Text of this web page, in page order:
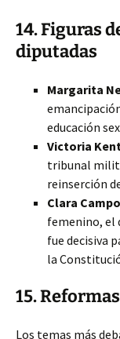
14. Figuras
diputadas
Margarita
educación
Victoria
tribunal
reinserción
Clara
femenino, el
fue decisiva
la
15.
Los temas más